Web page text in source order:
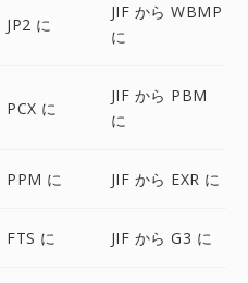
JP2 に
JIF から WBMP
に
PCX に
JIF から PBM
に
PPM に JIF から EXR に
FTS に JIF から G3 に